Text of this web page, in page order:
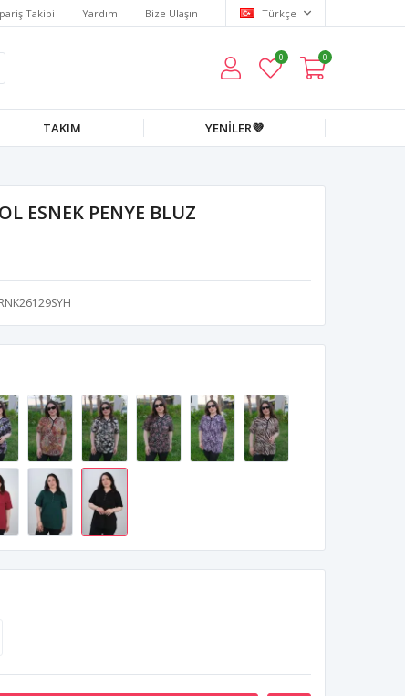
Takibi Yardım Bize Ulaşın Türkçe
0 0
TAKIM YENİLER💜
ESNEK PENYE BLUZ
RNK26129SYH